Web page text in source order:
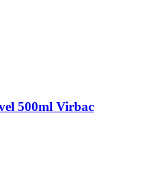
500ml Virbac